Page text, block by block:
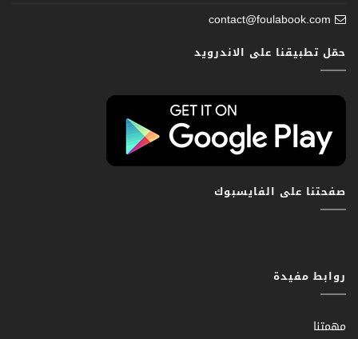
contact@foulabook.com
حمّل تطبيقنا على الاندرويد
صفحتنا على الفايسبوك
روابط مفيدة
مهمتنا